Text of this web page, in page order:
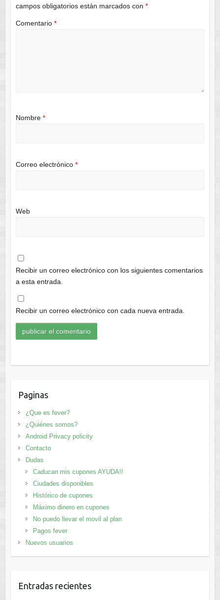
campos obligatorios están marcados con *
Comentario *
Nombre *
Correo electrónico *
Web
Recibir un correo electrónico con los siguientes comentarios
a esta entrada.
Recibir un correo electrónico con cada nueva entrada.
Paginas
¿Que es fever?
¿Quiénes somos?
Android Privacy policity
Contacto
Dudas
Caducan mis cupones AYUDA!!
Ciudades disponibles
Histórico de cupones
Máximo dinero en cupones
No puedo llevar el movil al plan
Pagos fever
Nuevos usuarios
Entradas recientes